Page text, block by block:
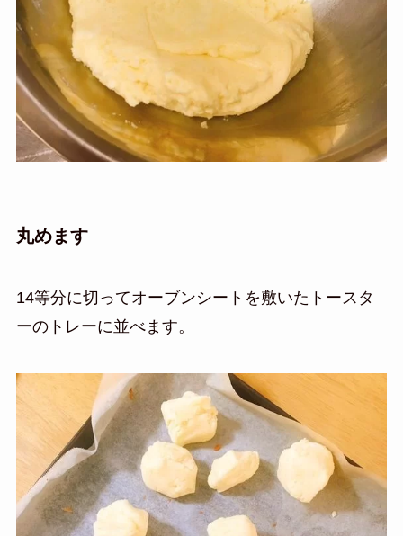
丸めます
14等分に切ってオーブンシートを敷いたトースタ
ーのトレーに並べます。